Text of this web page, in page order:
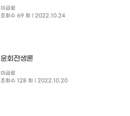
이금로
조회수 69 회
| 2022.10.24
윤회전생론
이금로
조회수 128 회
| 2022.10.20